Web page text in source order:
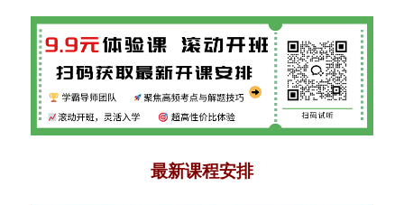
最新课程安排